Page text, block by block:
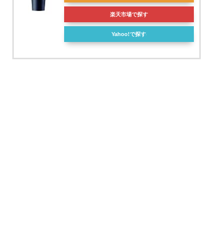
楽天市場で探す
Yahoo!で探す